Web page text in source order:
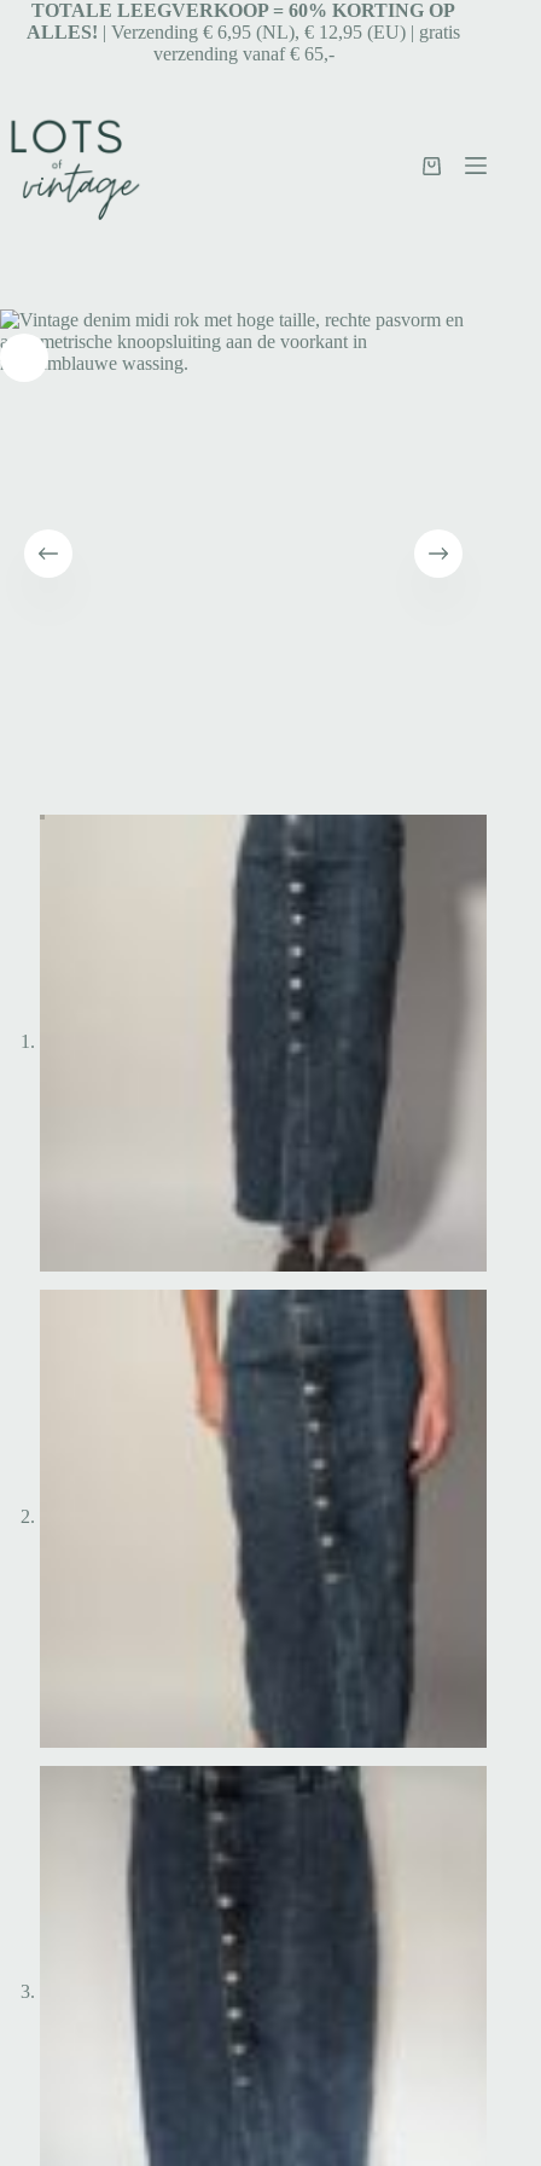
TOTALE LEEGVERKOOP = 60% KORTING OP
ALLES! | Verzending € 6,95 (NL), € 12,95 (EU) | gratis
verzending vanaf € 65,-